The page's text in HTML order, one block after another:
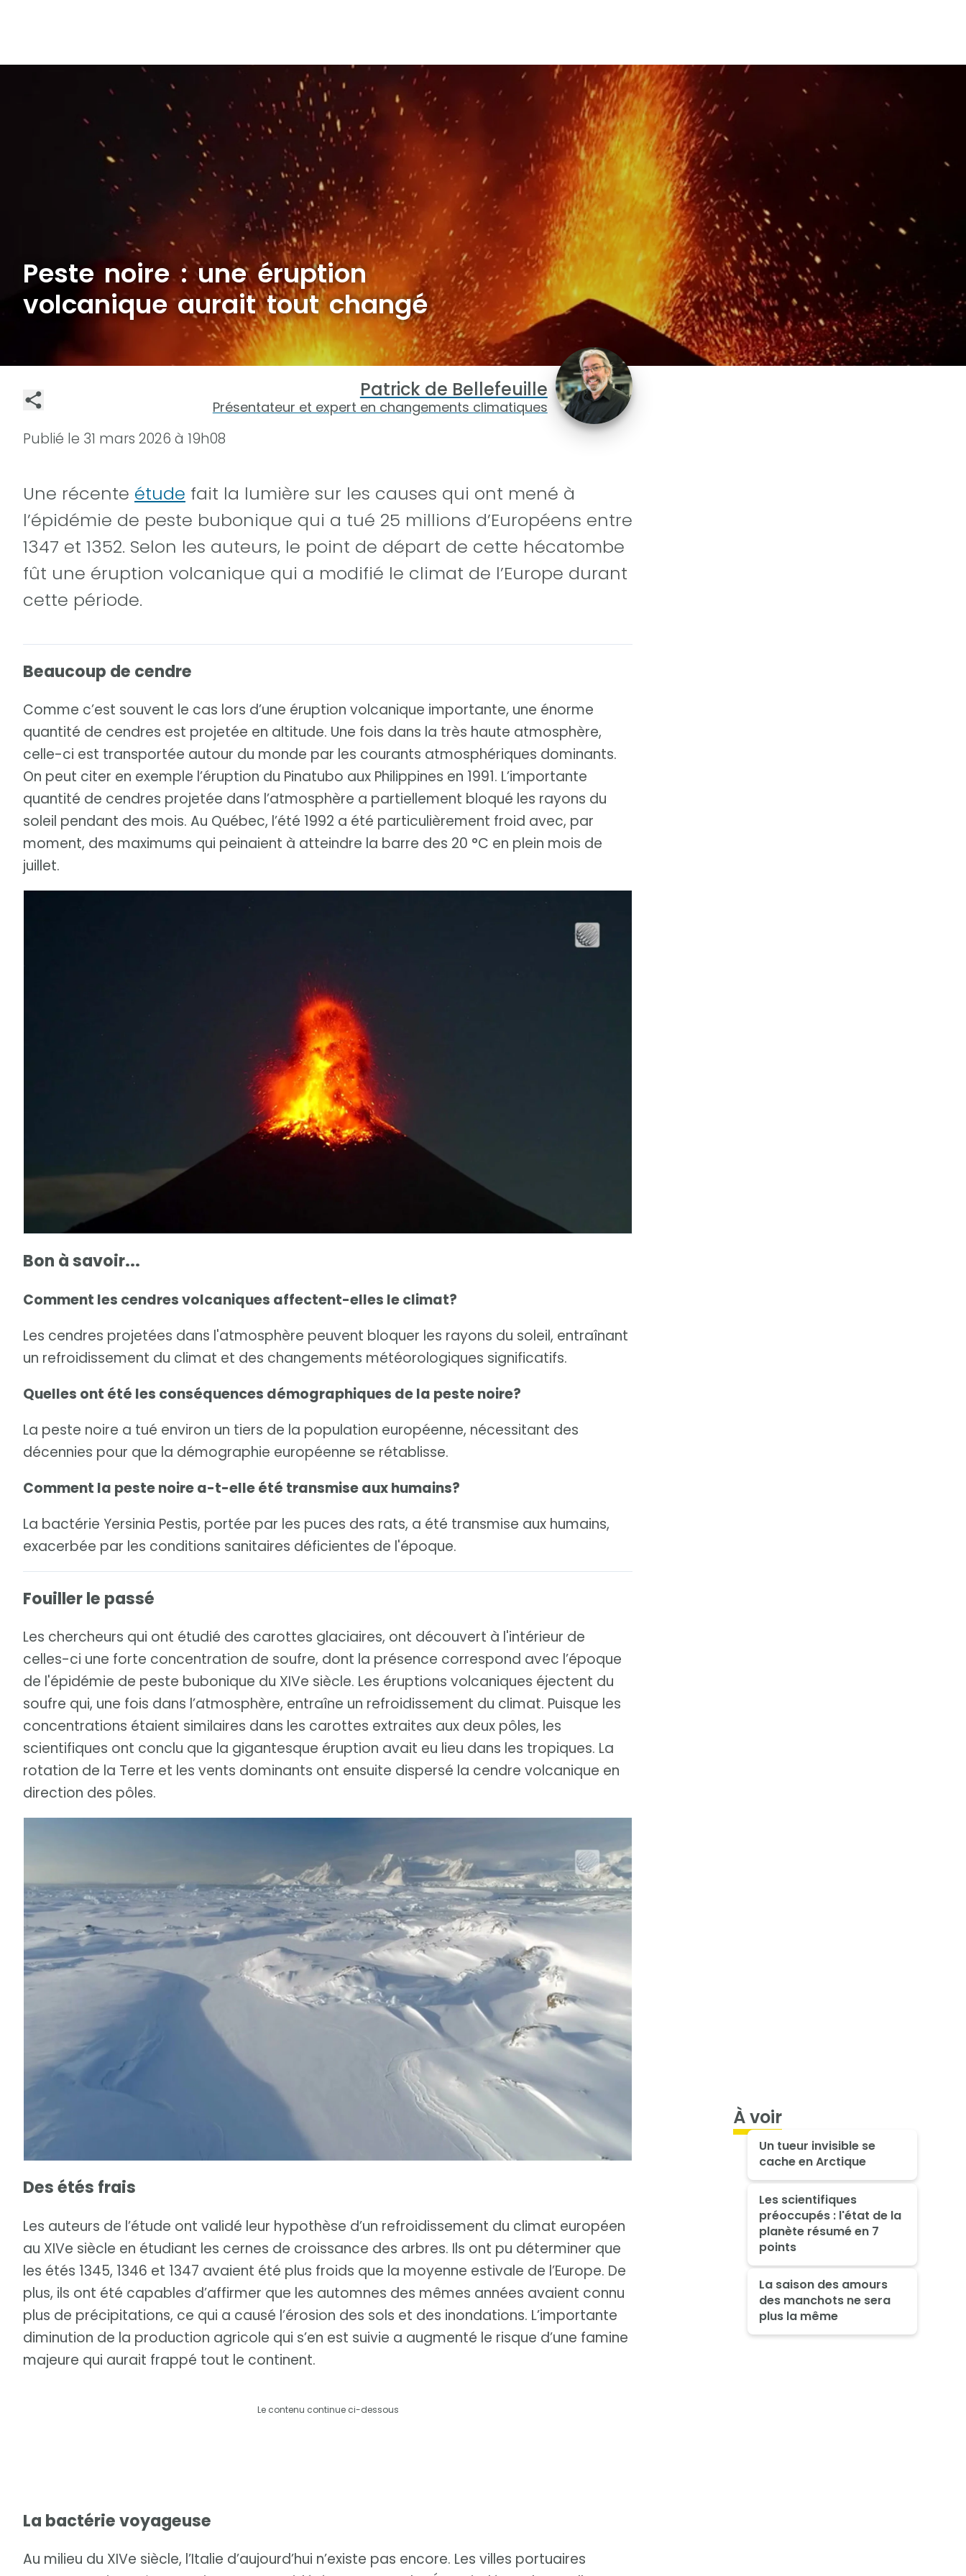
Peste noire : une éruption
volcanique aurait tout changé
Patrick de Bellefeuille
Présentateur et expert en changements climatiques
Publié le 31 mars 2026 à 19h08
Une récente étude fait la lumière sur les causes qui ont mené à
l’épidémie de peste bubonique qui a tué 25 millions d’Européens entre
1347 et 1352. Selon les auteurs, le point de départ de cette hécatombe
fût une éruption volcanique qui a modifié le climat de l’Europe durant
cette période.
Beaucoup de cendre
Comme c’est souvent le cas lors d’une éruption volcanique importante, une énorme
quantité de cendres est projetée en altitude. Une fois dans la très haute atmosphère,
celle-ci est transportée autour du monde par les courants atmosphériques dominants.
On peut citer en exemple l’éruption du Pinatubo aux Philippines en 1991. L’importante
quantité de cendres projetée dans l’atmosphère a partiellement bloqué les rayons du
soleil pendant des mois. Au Québec, l’été 1992 a été particulièrement froid avec, par
moment, des maximums qui peinaient à atteindre la barre des 20 °C en plein mois de
juillet.
Bon à savoir...
Comment les cendres volcaniques affectent-elles le climat?
Les cendres projetées dans l'atmosphère peuvent bloquer les rayons du soleil, entraînant
un refroidissement du climat et des changements météorologiques significatifs.
Quelles ont été les conséquences démographiques de la peste noire?
La peste noire a tué environ un tiers de la population européenne, nécessitant des
décennies pour que la démographie européenne se rétablisse.
Comment la peste noire a-t-elle été transmise aux humains?
La bactérie Yersinia Pestis, portée par les puces des rats, a été transmise aux humains,
exacerbée par les conditions sanitaires déficientes de l'époque.
Fouiller le passé
Les chercheurs qui ont étudié des carottes glaciaires, ont découvert à l'intérieur de
celles-ci une forte concentration de soufre, dont la présence correspond avec l’époque
de l'épidémie de peste bubonique du XIVe siècle. Les éruptions volcaniques éjectent du
soufre qui, une fois dans l’atmosphère, entraîne un refroidissement du climat. Puisque les
concentrations étaient similaires dans les carottes extraites aux deux pôles, les
scientifiques ont conclu que la gigantesque éruption avait eu lieu dans les tropiques. La
rotation de la Terre et les vents dominants ont ensuite dispersé la cendre volcanique en
direction des pôles.
Des étés frais
Les auteurs de l’étude ont validé leur hypothèse d’un refroidissement du climat européen
au XIVe siècle en étudiant les cernes de croissance des arbres. Ils ont pu déterminer que
les étés 1345, 1346 et 1347 avaient été plus froids que la moyenne estivale de l’Europe. De
plus, ils ont été capables d’affirmer que les automnes des mêmes années avaient connu
plus de précipitations, ce qui a causé l’érosion des sols et des inondations. L’importante
diminution de la production agricole qui s’en est suivie a augmenté le risque d’une famine
majeure qui aurait frappé tout le continent.
Le contenu continue ci-dessous
La bactérie voyageuse
Au milieu du XIVe siècle, l’Italie d’aujourd’hui n’existe pas encore. Les villes portuaires
À voir
Un tueur invisible se
cache en Arctique
Les scientifiques
préoccupés : l'état de la
planète résumé en 7
points
La saison des amours
des manchots ne sera
plus la même